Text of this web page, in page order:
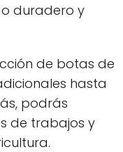
duradero y
de botas de
hasta
podrás
de trabajos y